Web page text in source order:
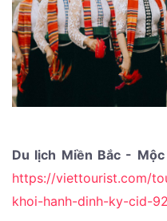
Du lịch Miền Bắc -
https://viettourist.com/
khoi-hanh-dinh-ky-cid-